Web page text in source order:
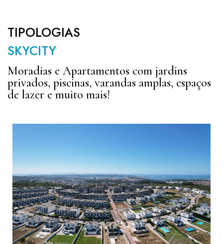
TIPOLOGIAS
SKYCITY
Moradias e Apartamentos com jardins
privados, piscinas, varandas amplas, espaços
de lazer e muito mais!